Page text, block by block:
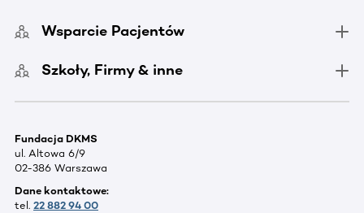
Wsparcie Pacjentów
Szkoły, Firmy & inne
Fundacja DKMS
ul. Altowa 6/9
02-386 Warszawa
Dane kontaktowe:
tel. 22 882 94 00